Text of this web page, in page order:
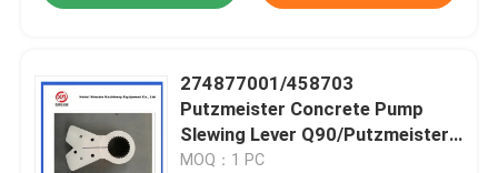
274877001/458703
Putzmeister Concrete Pump
Slewing Lever Q90/Putzmeister
Q80 Swing Lever
MOQ：1 PC